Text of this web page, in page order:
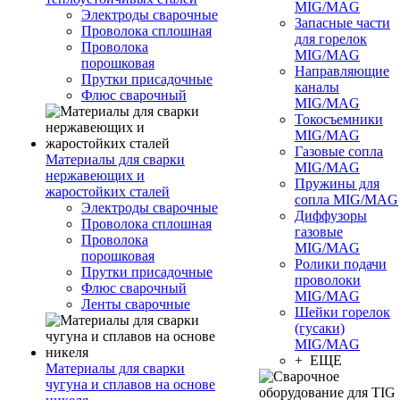
Электроды сварочные
Проволока сплошная
Проволока
порошковая
Прутки присадочные
Флюс сварочный
Материалы для сварки
нержавеющих и
жаростойких сталей
Электроды сварочные
Проволока сплошная
Проволока
порошковая
Прутки присадочные
Флюс сварочный
Ленты сварочные
Материалы для сварки
чугуна и сплавов на основе
MIG/MAG
Запасные части
для горелок
MIG/MAG
Направляющие
каналы
MIG/MAG
Токосъемники
MIG/MAG
Газовые сопла
MIG/MAG
Пружины для
сопла MIG/MAG
Диффузоры
газовые
MIG/MAG
Ролики подачи
проволоки
MIG/MAG
Шейки горелок
(гусаки)
MIG/MAG
+ ЕЩЕ